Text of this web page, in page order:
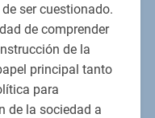
ser cuestionado.
de comprender
de la
principal tanto
para
de la sociedad a